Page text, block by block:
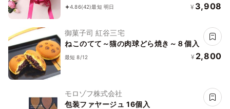
4.86(42)最短 明日 ¥ 3,908
御菓子司 紅谷三宅
ねこのてて～猫の肉球どら焼き～８個入
最短 8/12 ¥ 2,800
モロゾフ株式会社
包装ファヤージュ 16個入